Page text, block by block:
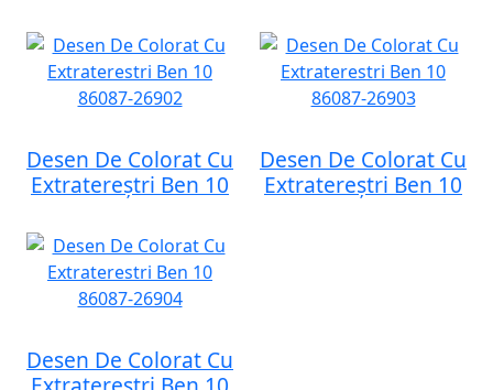
Desen De Colorat Cu
Extratereștri Ben 10
Desen De Colorat Cu
Extratereștri Ben 10
Desen De Colorat Cu